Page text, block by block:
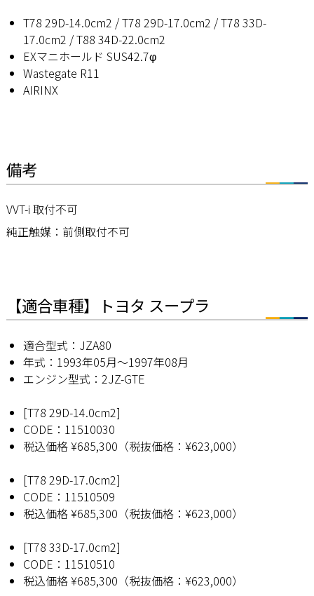
T78 29D-14.0cm2 / T78 29D-17.0cm2 / T78 33D-
17.0cm2 / T88 34D-22.0cm2
EXマニホールド SUS42.7φ
Wastegate R11
AIRINX
備考
VVT-i 取付不可
純正触媒：前側取付不可
【適合車種】トヨタ スープラ
適合型式：JZA80
年式：1993年05月〜1997年08月
エンジン型式：2JZ-GTE
[T78 29D-14.0cm2]
CODE：11510030
税込価格 ¥685,300（税抜価格：¥623,000）
[T78 29D-17.0cm2]
CODE：11510509
税込価格 ¥685,300（税抜価格：¥623,000）
[T78 33D-17.0cm2]
CODE：11510510
税込価格 ¥685,300（税抜価格：¥623,000）